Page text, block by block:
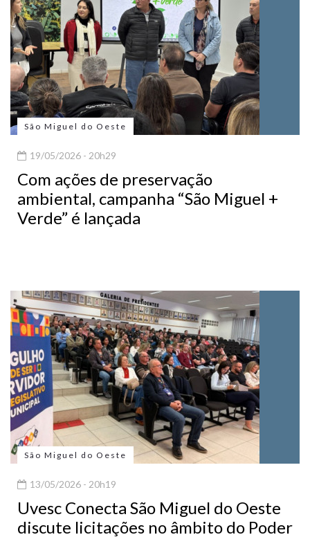
São Miguel do Oeste
19/05/2026 - 20h29
Com ações de preservação
ambiental, campanha “São Miguel +
Verde” é lançada
São Miguel do Oeste
13/05/2026 - 20h19
Uvesc Conecta São Miguel do Oeste
discute licitações no âmbito do Poder